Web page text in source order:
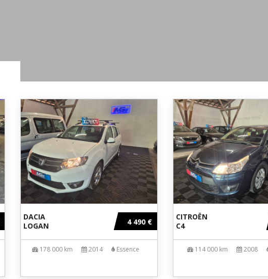
4 490 €
DACIA
LOGAN
178 000 km 2014 Essence
CITROËN
C4
114 000 km 2008